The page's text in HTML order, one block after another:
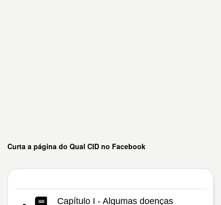
Curta a página do Qual CID no Facebook
Capítulo I - Algumas doenças